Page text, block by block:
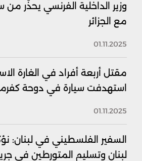
وزير الداخلية الفرنسي يحذّر من
مع الجزائر
01.11.2025
مقتل أربعة أفراد في الغارة
استهدفت سيارة في دوحة
01.11.2025
السفير الفلسطيني في لبنان:
لبنان وتسليم المتورطين في